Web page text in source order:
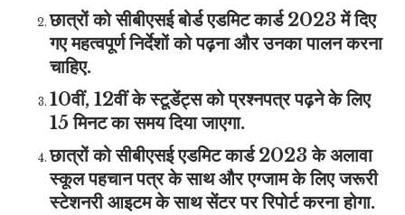
छात्रों को सीबीएसई बोर्ड एडमिट कार्ड 2023 में दिए
गए महत्वपूर्ण निर्देशों को पढ़ना और उनका पालन करना
चाहिए.
10वीं, 12वीं के स्टूडेंट्स को प्रश्नपत्र पढ़ने के लिए
15 मिनट का समय दिया जाएगा.
छात्रों को सीबीएसई एडमिट कार्ड 2023 के अलावा
स्कूल पहचान पत्र के साथ और एग्जाम के लिए जरूरी
स्टेशनरी आइटम के साथ सेंटर पर रिपोर्ट करना होगा.